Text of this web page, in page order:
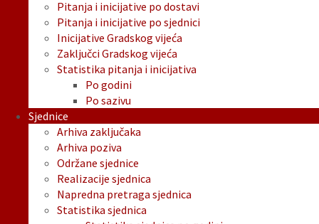
Pitanja i inicijative po dostavi
Pitanja i inicijative po sjednici
Inicijative Gradskog vijeća
Zaključci Gradskog vijeća
Statistika pitanja i inicijativa
Po godini
Po sazivu
Sjednice
Arhiva zaključaka
Arhiva poziva
Održane sjednice
Realizacije sjednica
Napredna pretraga sjednica
Statistika sjednica